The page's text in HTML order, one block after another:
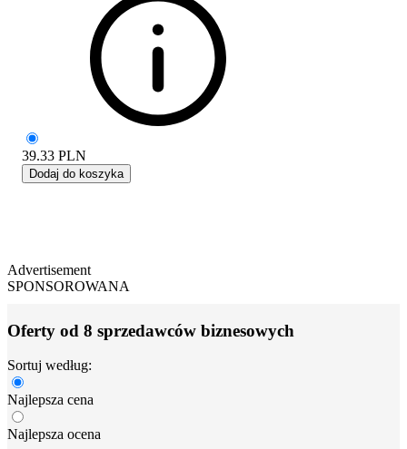
39.33 PLN
Dodaj do koszyka
Advertisement
SPONSOROWANA
Oferty od 8 sprzedawców biznesowych
Sortuj według:
Najlepsza cena
Najlepsza ocena